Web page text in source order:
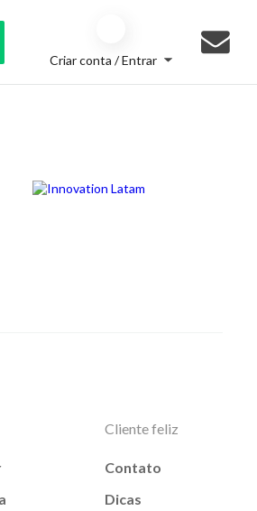
Criar conta / Entrar
Cliente feliz
Contato
Dicas